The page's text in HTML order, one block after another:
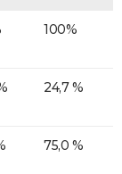
100%
24,7 %
75,0 %